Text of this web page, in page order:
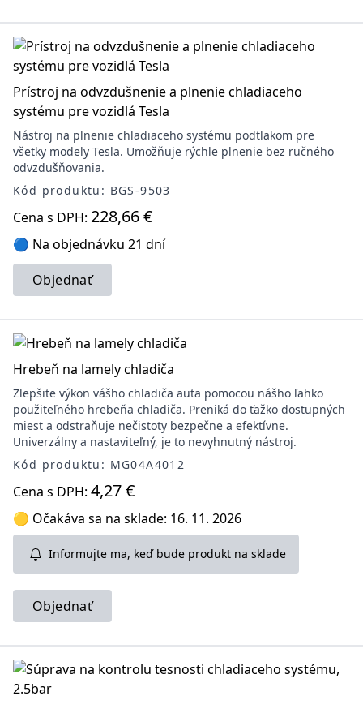
Prístroj na odvzdušnenie a plnenie chladiaceho
systému pre vozidlá Tesla
Nástroj na plnenie chladiaceho systému podtlakom pre
všetky modely Tesla. Umožňuje rýchle plnenie bez ručného
odvzdušňovania.
Kód produktu: BGS-9503
Cena s DPH: 228,66 €
🔵 Na objednávku 21 dní
Objednať
Hrebeň na lamely chladiča
Zlepšite výkon vášho chladiča auta pomocou nášho ľahko
použiteľného hrebeňa chladiča. Preniká do ťažko dostupných
miest a odstraňuje nečistoty bezpečne a efektívne.
Univerzálny a nastaviteľný, je to nevyhnutný nástroj.
Kód produktu: MG04A4012
Cena s DPH: 4,27 €
🟡 Očakáva sa na sklade: 16. 11. 2026
Informujte ma, keď bude produkt na sklade
Objednať